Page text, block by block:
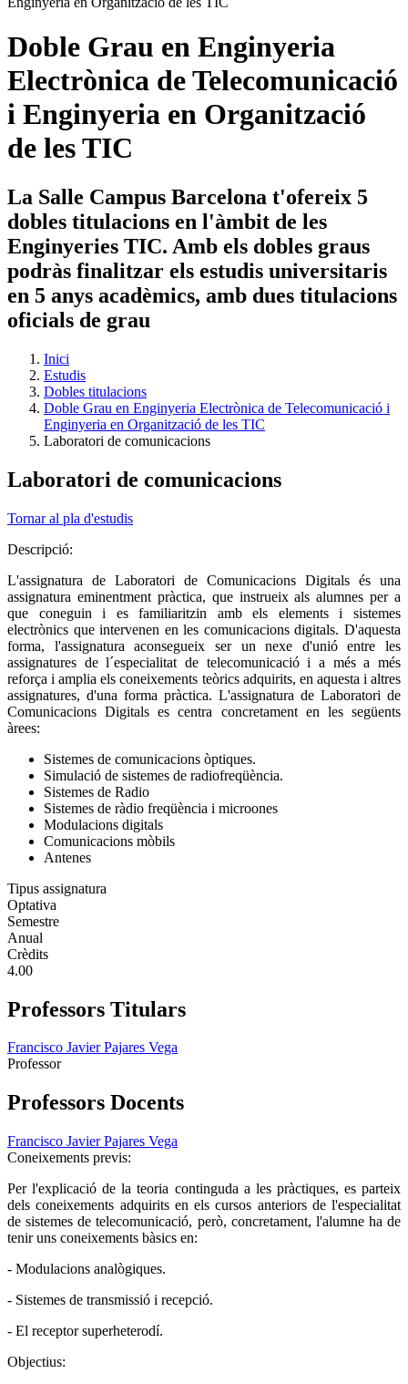
Doble Grau en Enginyeria
Electrònica de Telecomunicació
i Enginyeria en Organització
de les TIC
La Salle Campus Barcelona t'ofereix 5
dobles titulacions en l'àmbit de les
Enginyeries TIC. Amb els dobles graus
podràs finalitzar els estudis universitaris
en 5 anys acadèmics, amb dues titulacions
oficials de grau
Inici
Estudis
Dobles titulacions
Doble Grau en Enginyeria Electrònica de Telecomunicació i
Enginyeria en Organització de les TIC
Laboratori de comunicacions
Laboratori de comunicacions
Tornar al pla d'estudis
Descripció:
L'assignatura de Laboratori de Comunicacions Digitals és una
assignatura eminentment pràctica, que instrueix als alumnes per a
que coneguin i es familiaritzin amb els elements i sistemes
electrònics que intervenen en les comunicacions digitals. D'aquesta
forma, l'assignatura aconsegueix ser un nexe d'unió entre les
assignatures de l´especialitat de telecomunicació i a més a més
reforça i amplia els coneixements teòrics adquirits, en aquesta i altres
assignatures, d'una forma pràctica. L'assignatura de Laboratori de
Comunicacions Digitals es centra concretament en les següents
àrees:
Sistemes de comunicacions òptiques.
Simulació de sistemes de radiofreqüència.
Sistemes de Radio
Sistemes de ràdio freqüència i microones
Modulacions digitals
Comunicacions mòbils
Antenes
Tipus assignatura
Optativa
Semestre
Anual
Crèdits
4.00
Professors Titulars
Francisco Javier Pajares Vega
Professor
Professors Docents
Francisco Javier Pajares Vega
Coneixements previs:
Per l'explicació de la teoria continguda a les pràctiques, es parteix
dels coneixements adquirits en els cursos anteriors de l'especialitat
de sistemes de telecomunicació, però, concretament, l'alumne ha de
tenir uns coneixements bàsics en:
- Modulacions analògiques.
- Sistemes de transmissió i recepció.
- El receptor superheterodí.
Objectius: